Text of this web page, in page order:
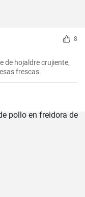
8
de hojaldre crujiente,
frescas.